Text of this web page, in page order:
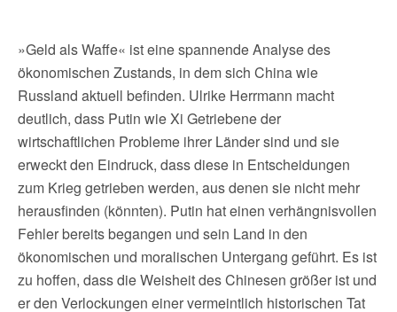
»Geld als Waffe« ist eine spannende Analyse des
ökonomischen Zustands, in dem sich China wie
Russland aktuell befinden. Ulrike Herrmann macht
deutlich, dass Putin wie Xi Getriebene der
wirtschaftlichen Probleme ihrer Länder sind und sie
erweckt den Eindruck, dass diese in Entscheidungen
zum Krieg getrieben werden, aus denen sie nicht mehr
herausfinden (könnten). Putin hat einen verhängnisvollen
Fehler bereits begangen und sein Land in den
ökonomischen und moralischen Untergang geführt. Es ist
zu hoffen, dass die Weisheit des Chinesen größer ist und
er den Verlockungen einer vermeintlich historischen Tat